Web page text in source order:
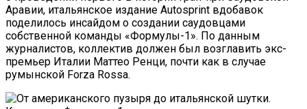
Аравии, итальянское издание Autosprint вдобавок
поделилось инсайдом о создании саудовцами
собственной команды «Формулы-1». По данным
журналистов, коллектив должен был возглавить экс-
премьер Италии Маттео Ренци, почти как в случае
румынской Forza Rossa.